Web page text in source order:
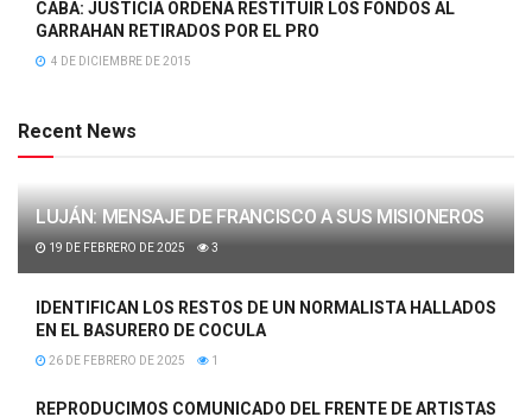
CABA: JUSTICIA ORDENA RESTITUIR LOS FONDOS AL
GARRAHAN RETIRADOS POR EL PRO
4 DE DICIEMBRE DE 2015
Recent News
LUJÁN: MENSAJE DE FRANCISCO A SUS MISIONEROS
19 DE FEBRERO DE 2025 3
IDENTIFICAN LOS RESTOS DE UN NORMALISTA HALLADOS
EN EL BASURERO DE COCULA
26 DE FEBRERO DE 2025 1
REPRODUCIMOS COMUNICADO DEL FRENTE DE ARTISTAS